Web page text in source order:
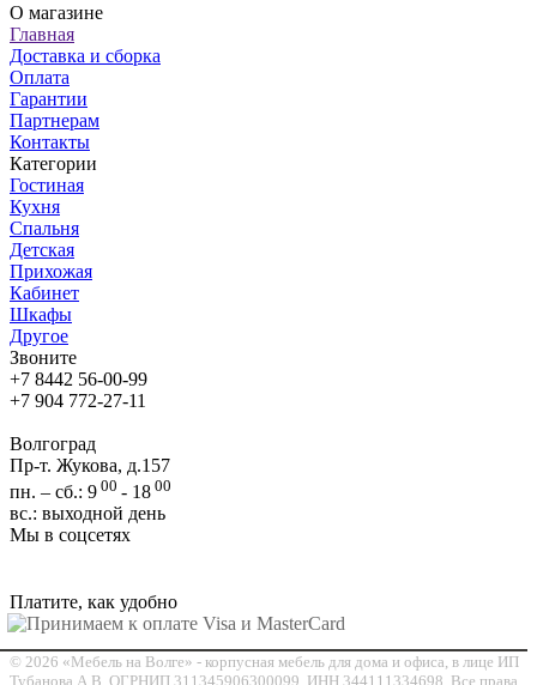
О магазине
Главная
Доставка и сборка
Оплата
Гарантии
Партнерам
Контакты
Категории
Гостиная
Кухня
Спальня
Детская
Прихожая
Кабинет
Шкафы
Другое
Звоните
+7 8442 56-00-99
+7 904 772-27-11
Волгоград
Пр-т. Жукова, д.157
пн. – сб.: 9 00 - 18 00
вс.: выходной день
Мы в соцсетях
Платите, как удобно
© 2026 «Мебель на Волге» - корпусная мебель для дома и офиса, в лице ИП
Тубанова А.В. ОГРНИП 311345906300099, ИНН 344111334698. Все права